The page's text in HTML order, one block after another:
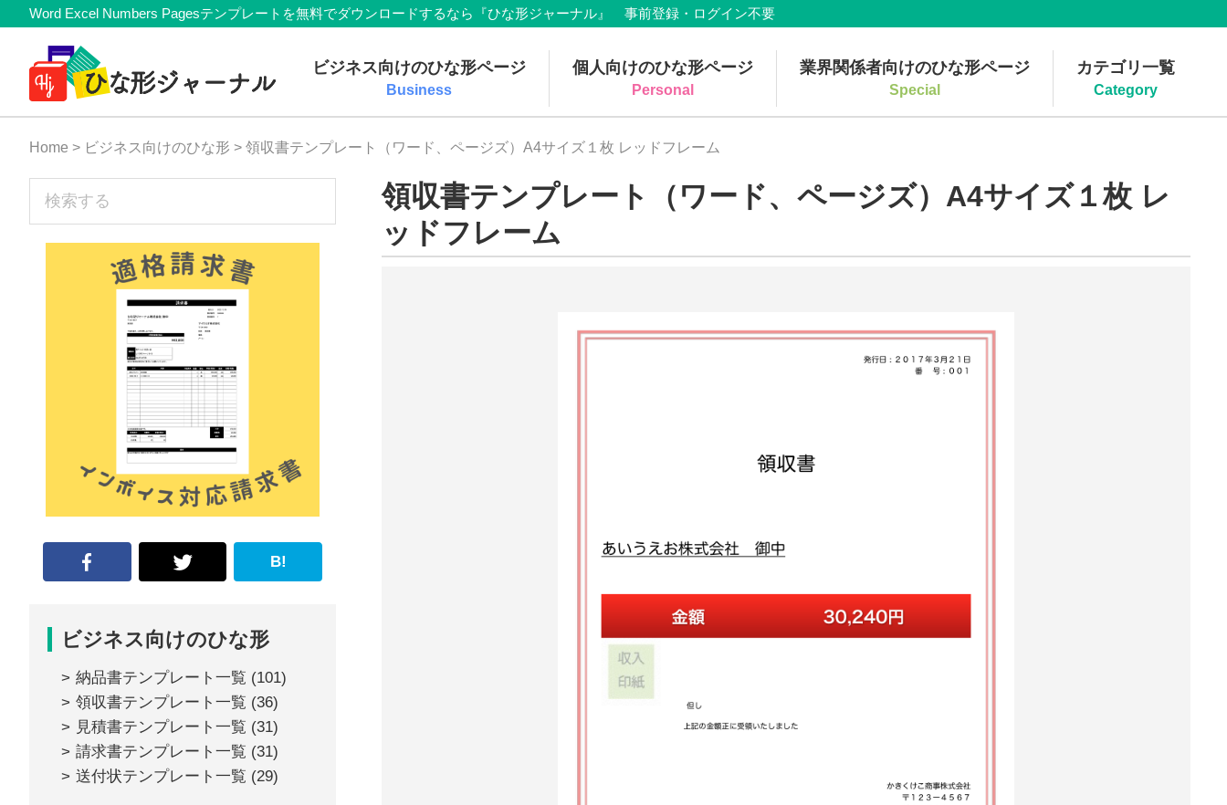
Skip
primary
navigation
Skip
content
Skip
primary
sidebar
Skip
footer
Member
Navigation
Word Excel Numbers Pagesテンプレートを無料でダウンロードするなら『ひな形ジャーナル』 事前登録・ログイン不要
料
テ
ン
レ
形
ジ
ャ
ー
ナ
ビジネス向けのひな形ページ
Business
個人向けのひな形ページ
Personal
業界関係者向けのひな形ページ
Special
カテゴリ一覧
Category
Home > ビジネス向けのひな形 > 領収書テンプレート（ワード、ページズ）A4サイズ１枚 レッドフレーム
領収書テンプレート（ワード、ページズ）A4サイズ１枚 レ
ッドフレーム
sidebar
B!
ビジネス向けのひな形
納品書テンプレート一覧 (101)
領収書テンプレート一覧 (36)
見積書テンプレート一覧 (31)
請求書テンプレート一覧 (31)
送付状テンプレート一覧 (29)